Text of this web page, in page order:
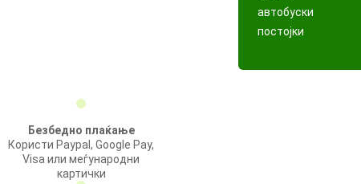
автобуски
постојки
Безбедно плаќање
Користи Paypal, Google Pay,
Visa или меѓународни
картички